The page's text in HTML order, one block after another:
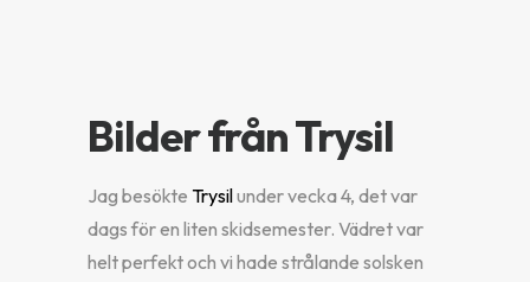
Bilder från Trysil
Jag besökte Trysilunder vecka 4, det var
dags för en liten skidsemester. Vädret var
helt perfekt och vi hade strålande solsken